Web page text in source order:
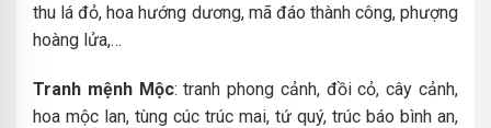
thu lá đỏ, hoa hướng dương, mã đáo thành công, phượng
hoàng lửa,…
Tranh mệnh Mộc: tranh phong cảnh, đồi cỏ, cây cảnh,
hoa mộc lan, tùng cúc trúc mai, tứ quý, trúc báo bình an,